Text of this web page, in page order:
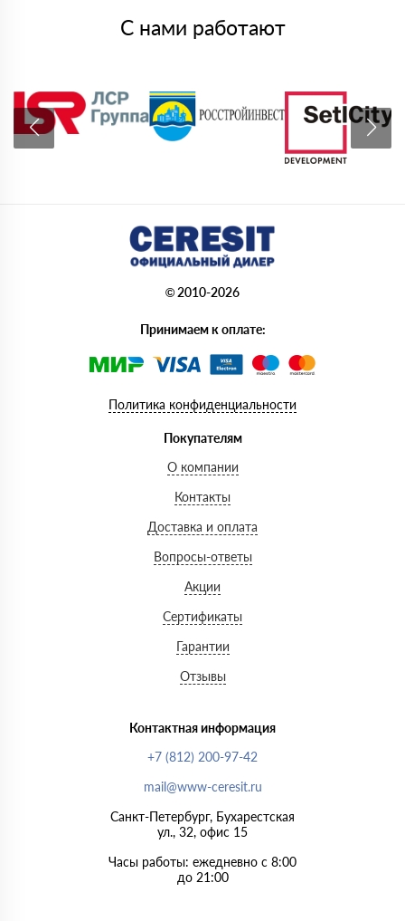
С нами работают
© 2010-2026
Принимаем к оплате:
Политика конфиденциальности
Покупателям
О компании
Контакты
Доставка и оплата
Вопросы-ответы
Акции
Сертификаты
Гарантии
Отзывы
Контактная информация
+7 (812) 200-97-42
mail@www-ceresit.ru
Санкт-Петербург, Бухарестская
ул., 32, офис 15
Часы работы: ежедневно с 8:00
до 21:00